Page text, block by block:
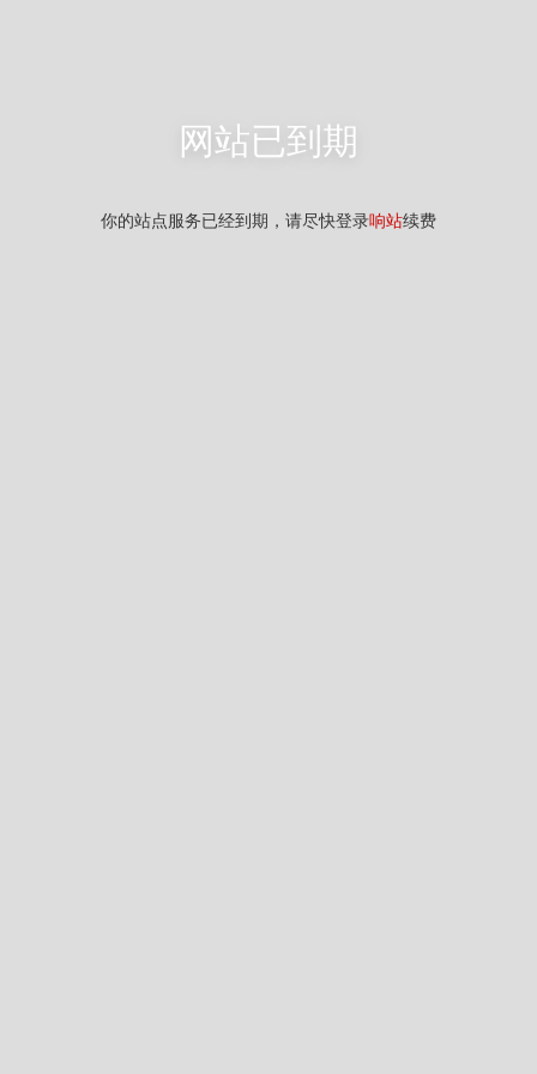
网站已到期
你的站点服务已经到期，请尽快登录响站续费